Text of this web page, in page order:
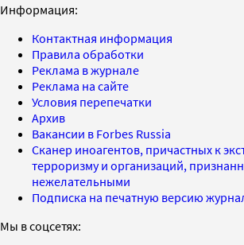
Информация:
Контактная информация
Правила обработки
Реклама в журнале
Реклама на сайте
Условия перепечатки
Архив
Вакансии в Forbes Russia
Сканер иноагентов, причастных к
терроризму и организаций,
нежелательными
Подписка на печатную версию
Мы в соцсетях: